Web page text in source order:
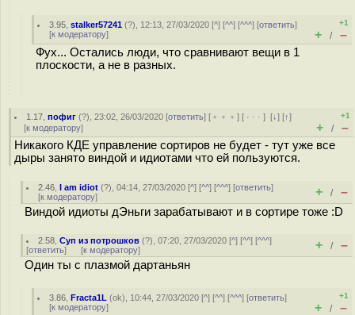
3.95 ,stalker57241 (?), 12:13, 27/03/2020 [^] [^^] [^^^] [ответить]
[к модератору]
+1
+ / –
Фух... Остались люди, что сравнивают вещи в 1
плоскости, а не в разных.
1.17 ,пофиг (?), 23:02, 26/03/2020 [ответить] [ ﹢﹢﹢] [ · · ·][↓] [↑]
[к модератору]
+1
+ / –
Никакого КДЕ управление сортиров не будет - тут уже все
дыры занято виндой и идиотами что ей пользуются.
2.46 ,I am idiot (?), 04:14, 27/03/2020 [^] [^^] [^^^] [ответить]
[к модератору] + / –
Виндой идиоты дЭньги зарабатывают и в сортире тоже :D
2.58 ,Суп из потрошков (?), 07:20, 27/03/2020 [^] [^^] [^^^]
[ответить] [к модератору] + / –
Один ты с плазмой дартаньян
3.86 ,Fracta1L (ok), 10:44, 27/03/2020 [^] [^^] [^^^] [ответить]
[к модератору]
+1
+ / –